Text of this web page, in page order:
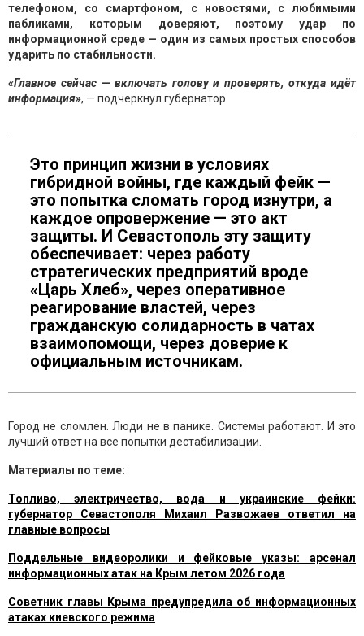
телефоном, со смартфоном, с новостями, с любимыми
пабликами, которым доверяют, поэтому удар по
информационной среде — один из самых простых способов
ударить по стабильности.
«Главное сейчас — включать голову и проверять, откуда идёт
информация», — подчеркнул губернатор.
Это принцип жизни в условиях
гибридной войны, где каждый фейк —
это попытка сломать город изнутри, а
каждое опровержение — это акт
защиты. И Севастополь эту защиту
обеспечивает: через работу
стратегических предприятий вроде
«Царь Хлеб», через оперативное
реагирование властей, через
гражданскую солидарность в чатах
взаимопомощи, через доверие к
официальным источникам.
Город не сломлен. Люди не в панике. Системы работают. И это
лучший ответ на все попытки дестабилизации.
Материалы по теме:
Топливо, электричество, вода и украинские фейки:
губернатор Севастополя Михаил Развожаев ответил на
главные вопросы
Поддельные видеоролики и фейковые указы: арсенал
информационных атак на Крым летом 2026 года
Советник главы Крыма предупредила об информационных
атаках киевского режима